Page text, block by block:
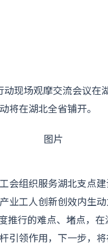
现场观摩交流会议
将在湖北全省铺开。
会组织服务湖北支点
业工人创新创效内生
推行的难点、堵点，
引领作用，下一步，